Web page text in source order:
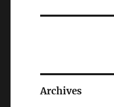
Archives